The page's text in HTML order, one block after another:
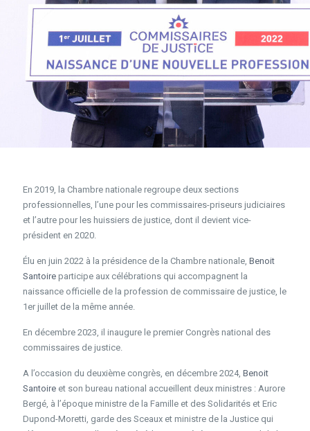
En 2019, la Chambre nationale regroupe deux sections
professionnelles, l’une pour les commissaires-priseurs judiciaires
et l’autre pour les huissiers de justice, dont il devient vice-
président en 2020.
Élu en juin 2022 à la présidence de la Chambre nationale, Benoit
Santoire participe aux célébrations qui accompagnent la
naissance officielle de la profession de commissaire de justice, le
1er juillet de la même année.
En décembre 2023, il inaugure le premier Congrès national des
commissaires de justice.
A l’occasion du deuxième congrès, en décembre 2024, Benoit
Santoire et son bureau national accueillent deux ministres : Aurore
Bergé, à l’époque ministre de la Famille et des Solidarités et Eric
Dupond-Moretti, garde des Sceaux et ministre de la Justice qui